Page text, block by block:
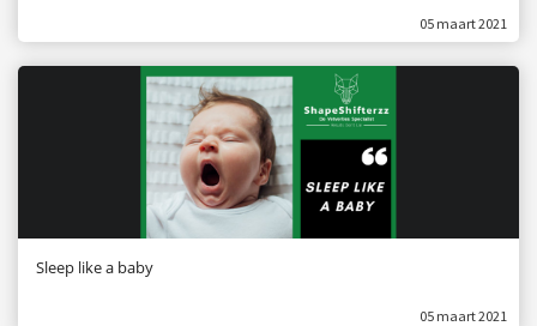
05 maart 2021
Sleep like a baby
05 maart 2021